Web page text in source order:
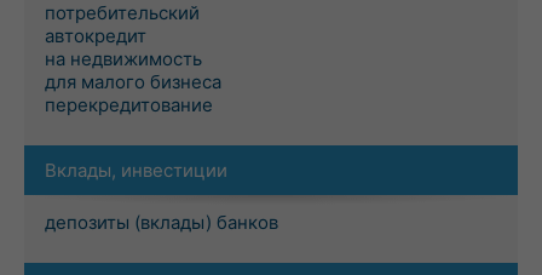
потребительский
автокредит
на недвижимость
для малого бизнеса
перекредитование
Вклады, инвестиции
депозиты (вклады) банков